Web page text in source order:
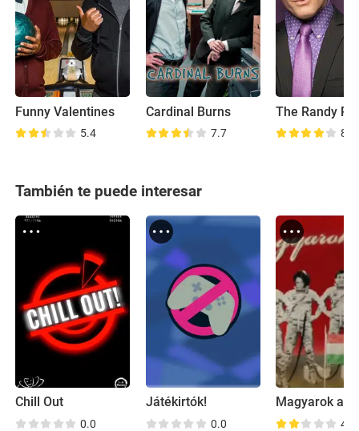
Funny Valentines
5.4
Cardinal Burns
7.7 8.3
También te puede interesar
Chill Out
0.0
Játékirtók!
0.0
Magyarok az
4.7